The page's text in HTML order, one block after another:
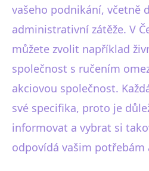
vašeho podnikání, včetně
administrativní zátěže. V
můžete zvolit například
společnost s ručením
akciovou společnost.
své specifika, proto je
informovat a vybrat si
odpovídá vašim potřebám